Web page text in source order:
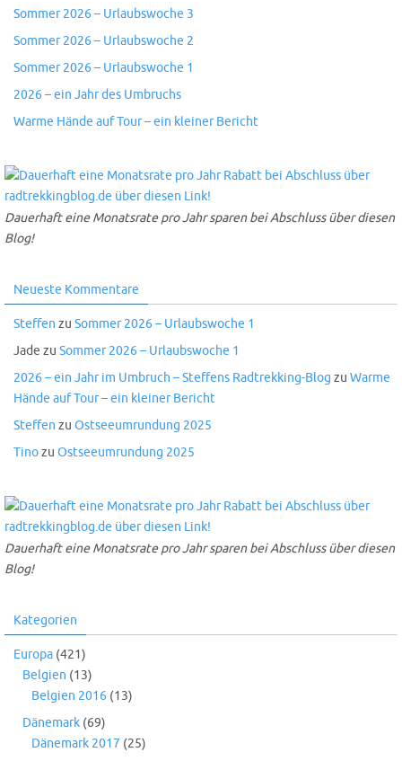
Sommer 2026 – Urlaubswoche 3
Sommer 2026 – Urlaubswoche 2
Sommer 2026 – Urlaubswoche 1
2026 – ein Jahr des Umbruchs
Warme Hände auf Tour – ein kleiner Bericht
Dauerhaft eine Monatsrate pro Jahr sparen bei Abschluss über diesen
Blog!
Neueste Kommentare
Steffen zu Sommer 2026 – Urlaubswoche 1
Jade zu Sommer 2026 – Urlaubswoche 1
2026 – ein Jahr im Umbruch – Steffens Radtrekking-Blog zu Warme
Hände auf Tour – ein kleiner Bericht
Steffen zu Ostseeumrundung 2025
Tinozu Ostseeumrundung 2025
Dauerhaft eine Monatsrate pro Jahr sparen bei Abschluss über diesen
Blog!
Kategorien
Europa (421)
Belgien (13)
Belgien 2016 (13)
Dänemark (69)
Dänemark 2017 (25)